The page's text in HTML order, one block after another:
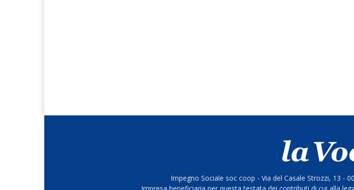
Impegno Sociale soc coop - Via del Casale Strozzi, 13 -